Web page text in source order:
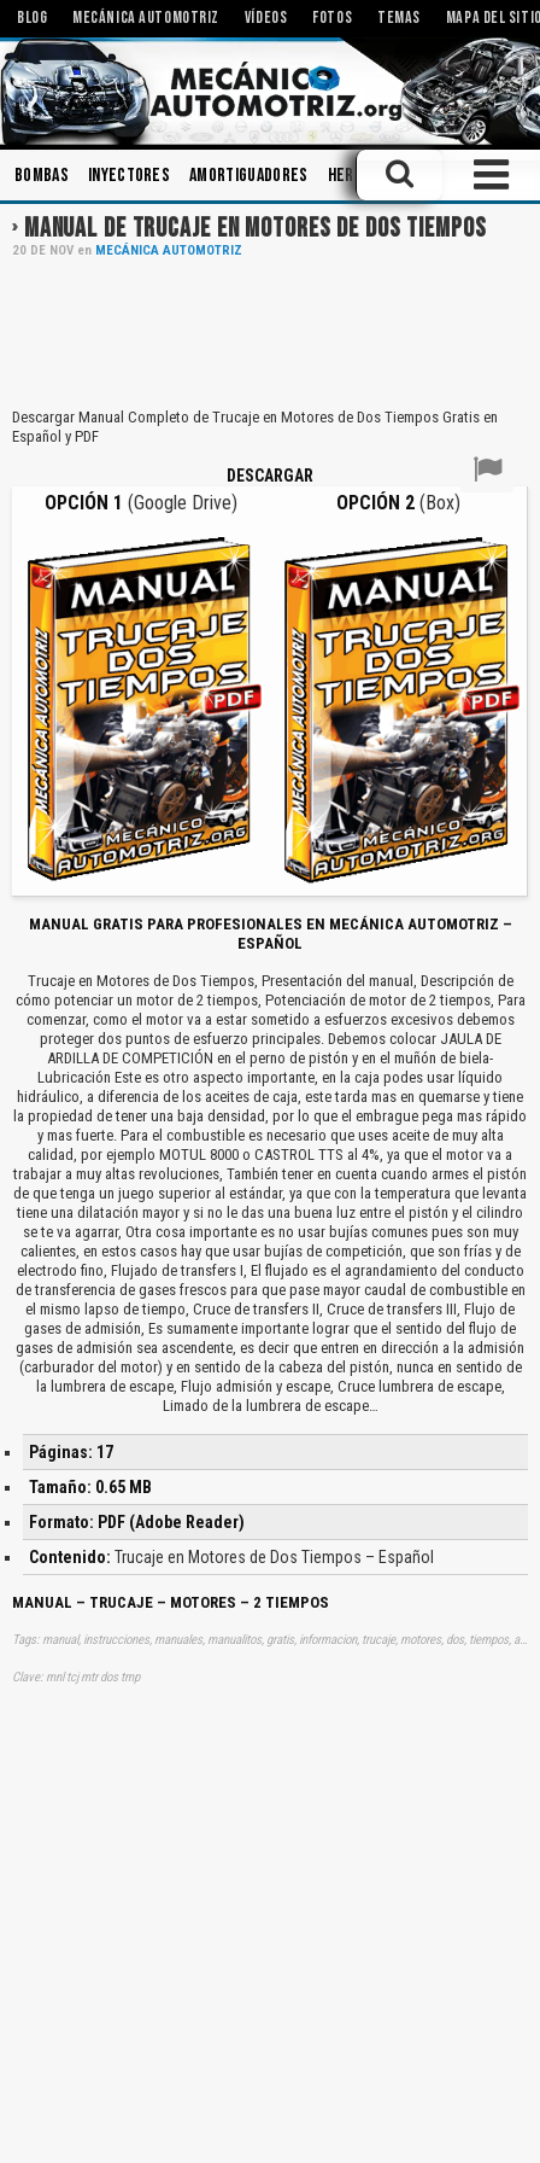
BLOG MECÁNICA AUTOMOTRIZ VÍDEOS FOTOS TEMAS MAPA DEL
Bombas Inyectores Amortiguadores Herramientas Mecanismos
MANUAL DE TRUCAJE EN MOTORES DE DOS TIEMPOS
20 DE NOV en MECÁNICA AUTOMOTRIZ
Descargar Manual Completo de Trucaje en Motores de Dos Tiempos Gratis en
Español y PDF
DESCARGAR
OPCIÓN 1 (Google Drive) OPCIÓN 2(Box)
MANUAL GRATIS PARA PROFESIONALES EN MECÁNICA AUTOMOTRIZ –
ESPAÑOL
Trucaje en Motores de Dos Tiempos, Presentación del manual, Descripción de
cómo potenciar un motor de 2 tiempos, Potenciación de motor de 2 tiempos, Para
comenzar, como el motor va a estar sometido a esfuerzos excesivos debemos
proteger dos puntos de esfuerzo principales. Debemos colocar JAULA DE
ARDILLA DE COMPETICIÓN en el perno de pistón y en el muñón de biela-
Lubricación Este es otro aspecto importante, en la caja podes usar líquido
hidráulico, a diferencia de los aceites de caja, este tarda mas en quemarse y tiene
la propiedad de tener una baja densidad, por lo que el embrague pega mas rápido
y mas fuerte. Para el combustible es necesario que uses aceite de muy alta
calidad, por ejemplo MOTUL 8000 o CASTROL TTS al 4%, ya que el motor va a
trabajar a muy altas revoluciones, También tener en cuenta cuando armes el pistón
de que tenga un juego superior al estándar, ya que con la temperatura que levanta
tiene una dilatación mayor y si no le das una buena luz entre el pistón y el cilindro
se te va agarrar, Otra cosa importante es no usar bujías comunes pues son muy
calientes, en estos casos hay que usar bujías de competición, que son frías y de
electrodo fino, Flujado de transfers I, El flujado es el agrandamiento del conducto
de transferencia de gases frescos para que pase mayor caudal de combustible en
el mismo lapso de tiempo, Cruce de transfers II, Cruce de transfers III, Flujo de
gases de admisión, Es sumamente importante lograr que el sentido del flujo de
gases de admisión sea ascendente, es decir que entren en dirección a la admisión
(carburador del motor) y en sentido de la cabeza del pistón, nunca en sentido de
la lumbrera de escape, Flujo admisión y escape, Cruce lumbrera de escape,
Limado de la lumbrera de escape…
Páginas: 17
Tamaño: 0.65 MB
Formato: PDF (Adobe Reader)
Contenido: Trucaje en Motores de Dos Tiempos – Español
MANUAL – TRUCAJE – MOTORES – 2 TIEMPOS
Tags: manual, instrucciones, manuales, manualitos, gratis, informacion, trucaje, motores, dos, tiempos, aprender, descargas
Clave: mnl tcj mtr dos tmp